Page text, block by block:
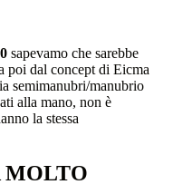
sapevamo che sarebbe
poi dal concept di Eicma
semimanubri/manubrio
alla mano, non è
la stessa
MOLTO